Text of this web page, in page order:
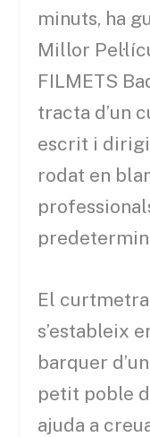
minuts, ha
Millor
FILMETS
tracta d’un
escrit i
rodat en
El
s’estableix
barquer
petit poble
ajuda a